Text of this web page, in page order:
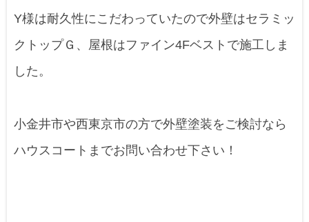
Y様は耐久性にこだわっていたので外壁はセラミッ
クトップＧ、屋根はファイン4Fベストで施工しま
した。
小金井市や西東京市の方で外壁塗装をご検討なら
ハウスコートまでお問い合わせ下さい！